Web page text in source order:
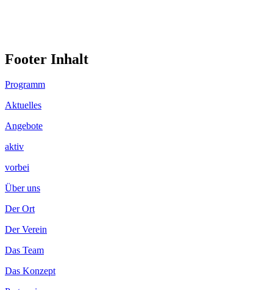
Footer Inhalt
Programm
Aktuelles
Angebote
aktiv
vorbei
Über uns
Der Ort
Der Verein
Das Team
Das Konzept